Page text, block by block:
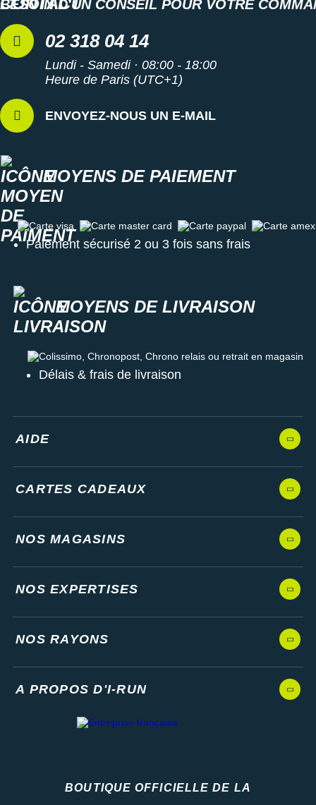
assurent uneaccrocheagressive pour progresser
Détails réfléchissants : visibilité
BESOIN D'UN CONSEIL POUR VOTRE
02 318 04 14
Lundi - Samedi · 08:00 - 18:00
Heure de Paris (UTC+1)
ENVOYEZ-NOUS UN E-MAIL
MOYENS DE PAIEMENT
Carte visa Carte master card Carte paypal Carte amex
Paiement sécurisé 2 ou 3 fois sans frais
MOYENS DE LIVRAISON
Colissimo, Chronopost, Chrono relais ou retrait en magasin
Délais & frais de livraison
AIDE
CARTES CADEAUX
NOS MAGASINS
NOS EXPERTISES
NOS RAYONS
A PROPOS D'I-RUN
BOUTIQUE OFFICIELLE DE LA